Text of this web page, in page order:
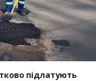
підлатують